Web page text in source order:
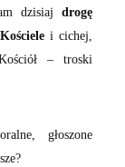
dzisiajdrogę
i cichej,
– troski
głoszone